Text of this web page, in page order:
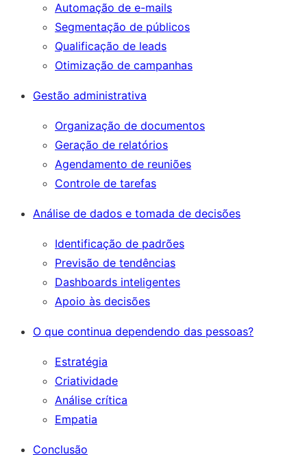
Automação de e-mails
Segmentação de públicos
Qualificação de leads
Otimização de campanhas
Gestão administrativa
Organização de documentos
Geração de relatórios
Agendamento de reuniões
Controle de tarefas
Análise de dados e tomada de decisões
Identificação de padrões
Previsão de tendências
Dashboards inteligentes
Apoio às decisões
O que continua dependendo das pessoas?
Estratégia
Criatividade
Análise crítica
Empatia
Conclusão